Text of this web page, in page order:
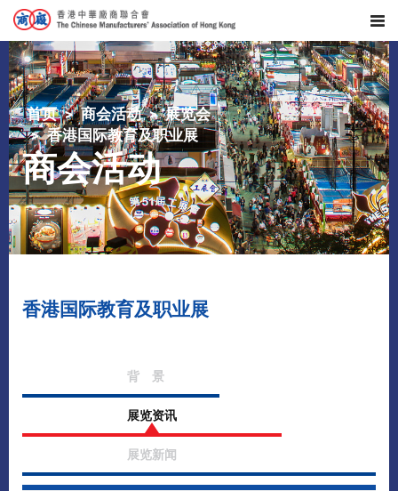
首页 商会活动
展览会
香港国际教育及职业展
商会活动
香港国际教育及职业展
背 景
展览资讯
展览新闻